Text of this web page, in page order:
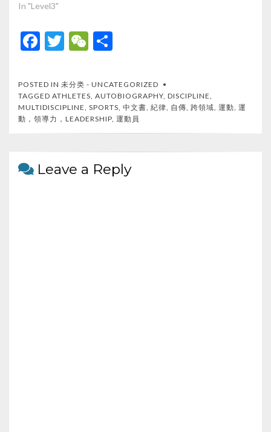
In "Level3"
F
e
b
o
T
itt
er
W
C
h
at
ar
e
POSTED IN 未分类 - UNCATEGORIZED
TAGGED ATHLETES, AUTOBIOGRAPHY, DISCIPLINE,
MULTIDISCIPLINE, SPORTS, 中文書, 紀律, 自傳, 跨領域, 運動, 運
動，領導力，LEADERSHIP, 運動員
Leave a Reply